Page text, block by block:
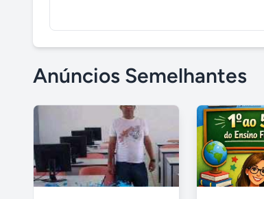
Anúncios Semelhantes